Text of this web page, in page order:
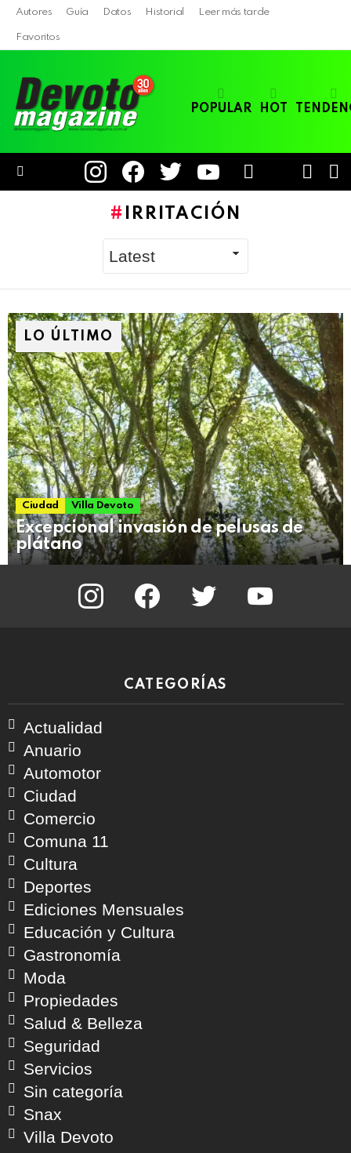
Autores Guía Datos Historial Leer más tarde
Favoritos
POPULAR HOT
instagramfacebooktwitter youtube
SKIN
IRRITACIÓN
LO ÚLTIMO
Ciudad Villa Devoto
Excepcional invasión de pelusas de
plátano
instagram facebook twitter youtube
CATEGORÍAS
Actualidad
Anuario
Automotor
Ciudad
Comercio
Comuna 11
Cultura
Deportes
Ediciones Mensuales
Educación y Cultura
Gastronomía
Moda
Propiedades
Salud & Belleza
Seguridad
Servicios
Sin categoría
Snax
Villa Devoto